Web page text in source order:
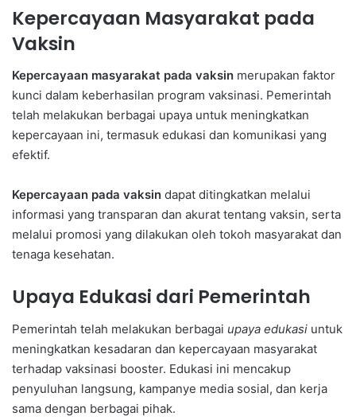
Kepercayaan Masyarakat pada
Vaksin
Kepercayaan masyarakat pada vaksin merupakan faktor
kunci dalam keberhasilan program vaksinasi. Pemerintah
telah melakukan berbagai upaya untuk meningkatkan
kepercayaan ini, termasuk edukasi dan komunikasi yang
efektif.
Kepercayaan pada vaksin dapat ditingkatkan melalui
informasi yang transparan dan akurat tentang vaksin, serta
melalui promosi yang dilakukan oleh tokoh masyarakat dan
tenaga kesehatan.
Upaya Edukasi dari Pemerintah
Pemerintah telah melakukan berbagai upaya edukasi untuk
meningkatkan kesadaran dan kepercayaan masyarakat
terhadap vaksinasi booster. Edukasi ini mencakup
penyuluhan langsung, kampanye media sosial, dan kerja
sama dengan berbagai pihak.